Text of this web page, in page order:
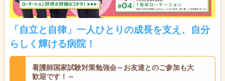
「自立と自律」一人ひとりの成長を支え、自分
らしく輝ける病院！
看護師国家試験対策勉強会～お友達とのご参加も大
歓迎です！～